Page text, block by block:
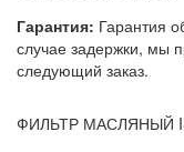
Гарантия: Гарантия
случае задержки, мы
следующий заказ.
ФИЛЬТР МАСЛЯНЫЙ